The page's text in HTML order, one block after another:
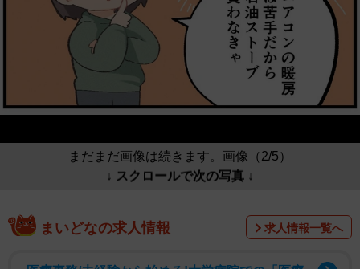
まだまだ画像は続きます。画像（2/5）
↓ スクロールで次の写真 ↓
まいどなの求人情報 求人情報一覧へ